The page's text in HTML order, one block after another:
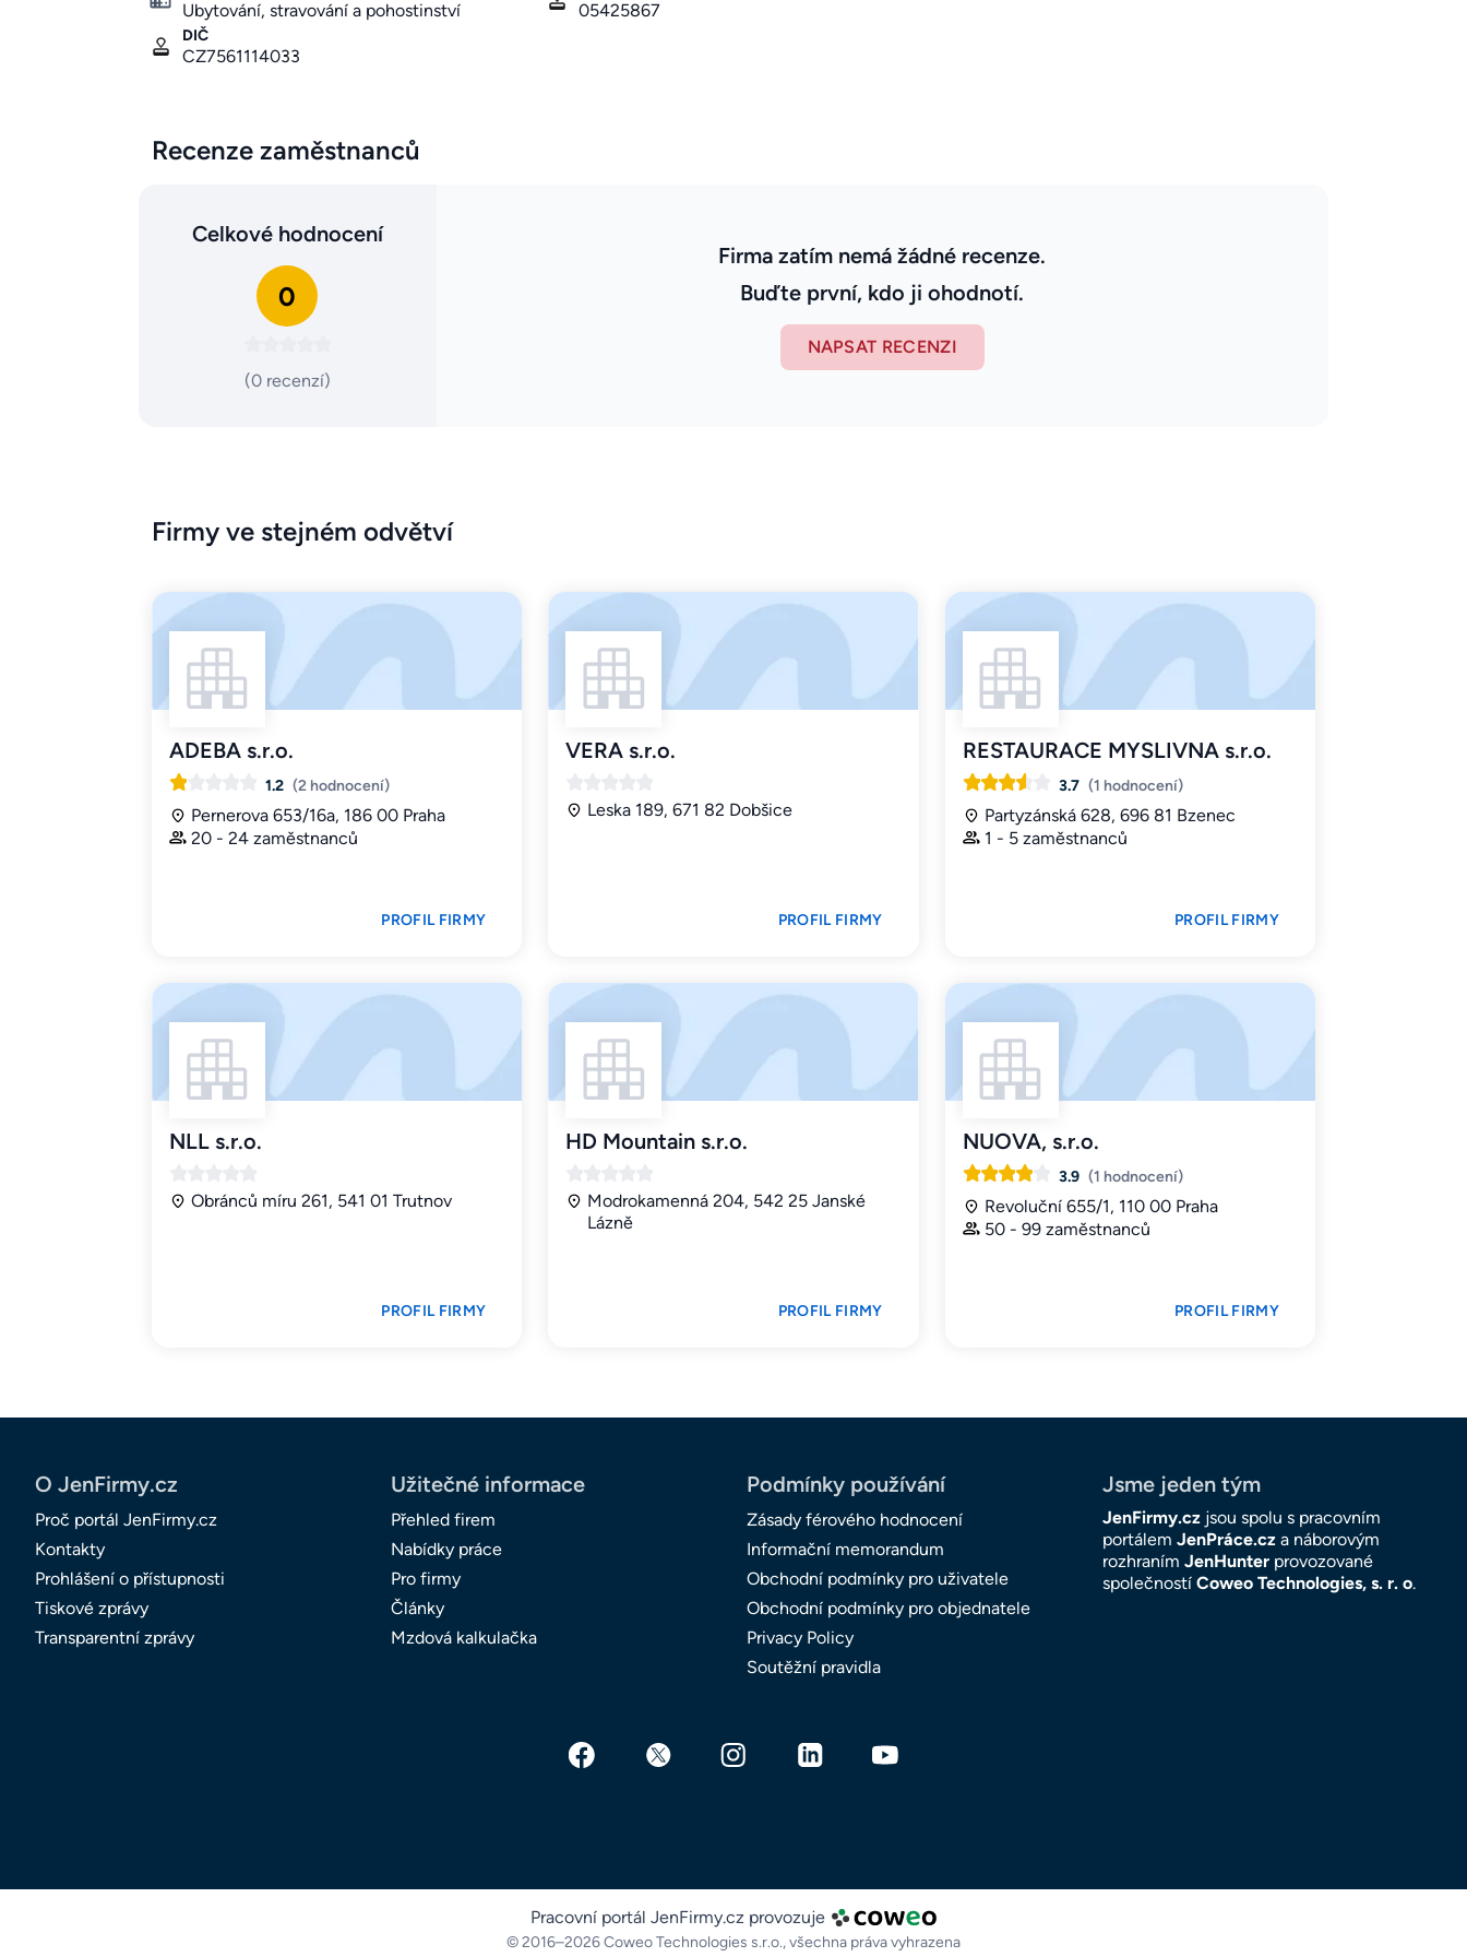
Ubytování, stravování a pohostinství 05425867
DIČ
CZ7561114033
Recenze zaměstnanců
Celkové hodnocení
0
(0 recenzí)
Firma zatím nemá žádné recenze.
Buďte první, kdo ji ohodnotí.
NAPSAT RECENZI
Firmy ve stejném odvětví
ADEBA s.r.o.
1.2 (2 hodnocení)
Pernerova 653/16a, 186 00 Praha
20 - 24 zaměstnanců
PROFIL FIRMY
VERA s.r.o.
Leska 189, 671 82 Dobšice
PROFIL FIRMY
RESTAURACE MYSLIVNA s.r.o.
3.7 (1 hodnocení)
Partyzánská 628, 696 81 Bzenec
1 - 5 zaměstnanců
PROFIL FIRMY
NLL s.r.o.
Obránců míru 261, 541 01 Trutnov
PROFIL FIRMY
HD Mountain s.r.o.
Modrokamenná 204, 542 25 Janské
Lázně
PROFIL FIRMY
NUOVA, s.r.o.
3.9 (1 hodnocení)
Revoluční 655/1, 110 00 Praha
50 - 99 zaměstnanců
PROFIL FIRMY
O JenFirmy.cz
Proč portál JenFirmy.cz
Kontakty
Prohlášení o přístupnosti
Tiskové zprávy
Transparentní zprávy
Užitečné informace
Přehled firem
Nabídky práce
Pro firmy
Články
Mzdová kalkulačka
Podmínky používání
Zásady férového hodnocení
Informační memorandum
Obchodní podmínky pro uživatele
Obchodní podmínky pro objednatele
Privacy Policy
Soutěžní pravidla
Jsme jeden tým
JenFirmy.cz jsou spolu s pracovním
portálem JenPráce.cz a náborovým
rozhraním JenHunter provozované
společností Coweo Technologies, s. r. o.
Pracovní portál JenFirmy.cz provozuje
© 2016–2026 Coweo Technologies s.r.o.,všechna práva vyhrazena